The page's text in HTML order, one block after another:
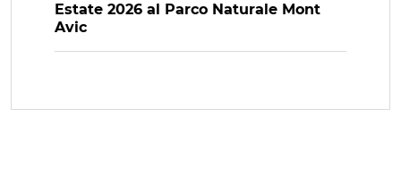
Estate 2026 al Parco Naturale Mont
Avic